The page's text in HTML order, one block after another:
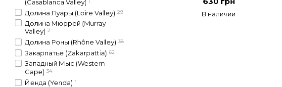
В наличии
(Casablanca Valley)
Долина Луары (Loire Valley) 29
Долина Мюррей (Murray
Valley) 2
Долина Роны (Rhône Valley) 38
Закарпатье (Zakarpattia) 62
Западный Мыс (Western
Cape) 34
Йенда (Yenda) 1